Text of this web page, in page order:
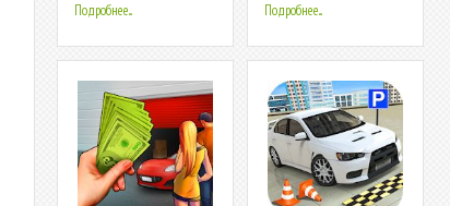
Подробнее... Подробнее...